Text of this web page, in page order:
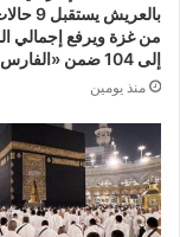
بالعريش
من غزة ويرفع إجمالي
إلى 104 ضمن «الفارس الشهم 3»
منذ يومين